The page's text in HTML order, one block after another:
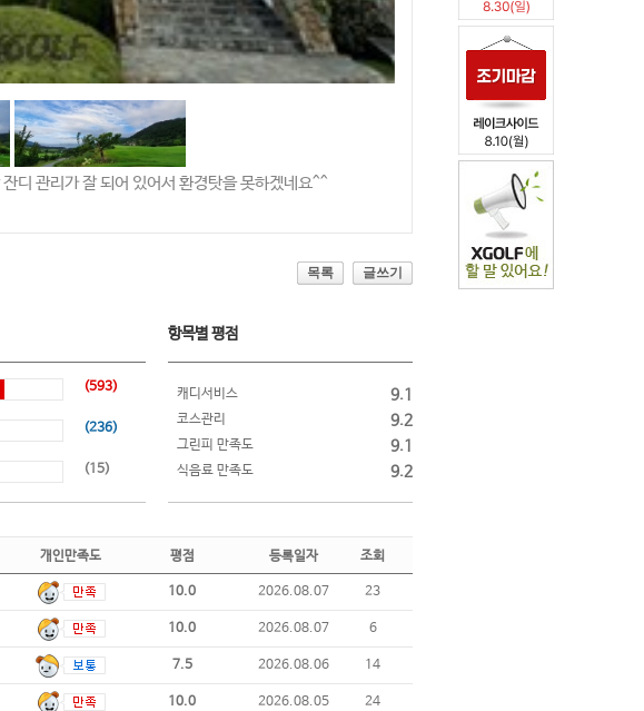
디 관리가 잘 되어 있어서 환경탓을 못하겠네요^^
목록 글쓰기
(593)
(236)
(15)
항목별 평점
캐디서비스 9.1
코스관리 9.2
그린피 만족도 9.1
식음료 만족도 9.2
개인만족도 평점 등록일자 조회
10.0 2026.08.07 23
10.0 2026.08.07 6
7.5 2026.08.06 14
10.0 2026.08.05 24